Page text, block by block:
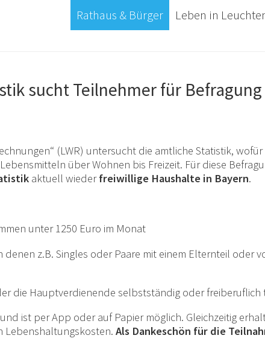
Rathaus & Bürger Leben in
sucht Teilnehmer für Befragung
(LWR) untersucht die amtliche Statistik,
über Wohnen bis Freizeit. Für diese
aktuell wiederfreiwillige Haushalte in Bayern.
unter 1250 Euro im Monat
z.B. Singles oder Paare mit einem Elternteil oder
die Hauptverdienende selbstständig oder freiberuflich
ist per App oder auf Papier möglich. Gleichzeitig
Lebenshaltungskosten. Als Dankeschön für die